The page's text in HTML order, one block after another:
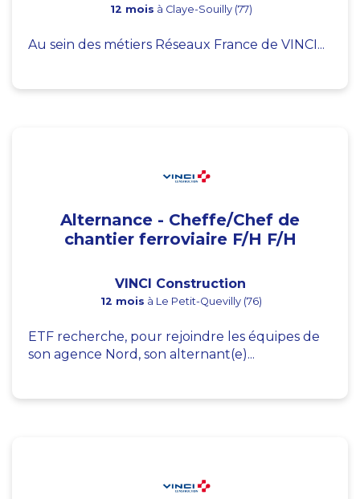
12 mois à Claye-Souilly (77)
Au sein des métiers Réseaux France de VINCI...
Alternance - Cheffe/Chef de
chantier ferroviaire F/H F/H
VINCI Construction
12 mois à Le Petit-Quevilly (76)
ETF recherche, pour rejoindre les équipes de
son agence Nord, son alternant(e)...